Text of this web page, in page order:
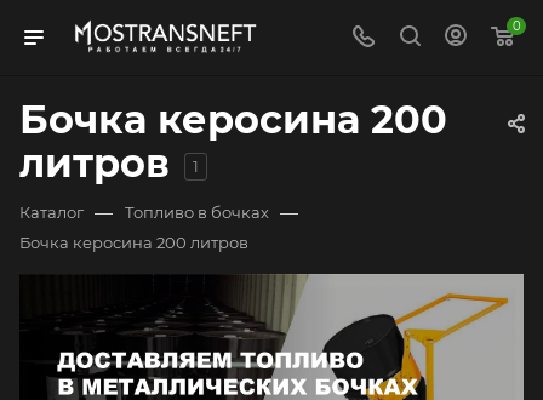
0
Бочка керосина 200
литров
1
Каталог — Топливо в бочках —
Бочка керосина 200 литров